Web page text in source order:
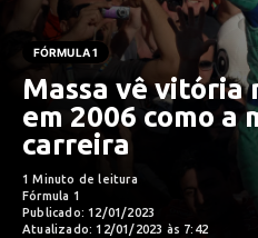
FÓRMULA 1
Massa vê vitória
em 2006 como a
carreira
1 Minuto de leitura
Fórmula 1
Publicado: 12/01/2023
Atualizado: 12/01/2023 às 7:42